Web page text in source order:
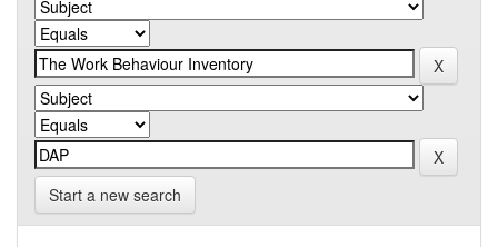
Start a new search